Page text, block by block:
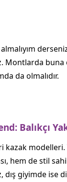
buna
da olmalıdır.
Balıkçı
kazak
hem de stil
giyimde